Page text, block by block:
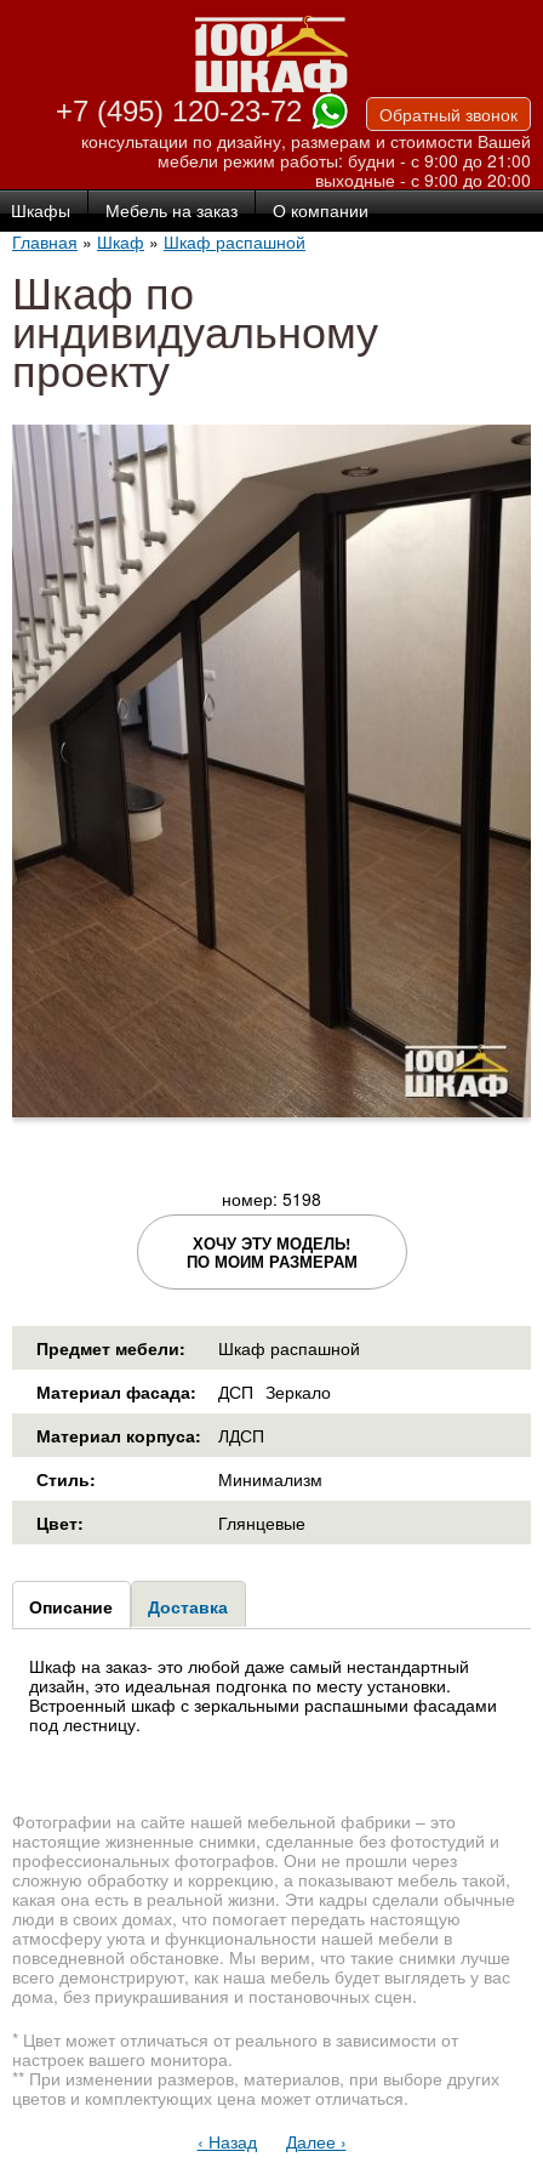
Перейти к
основному
содержанию
+7 (495) 120-23-72
Обратный звонок
консультации по дизайну, размерам и стоимости Вашей
мебели режим работы: будни - с 9:00 до 21:00
выходные - с 9:00 до 20:00
Шкафы Мебель на заказ О компании
Главная » Шкаф » Шкаф распашной
Шкаф по
индивидуальному
проекту
номер: 5198
ХОЧУ ЭТУ МОДЕЛЬ!
ПО МОИМ РАЗМЕРАМ
Предмет мебели:
Шкаф распашной
Материал фасада:
ДСП Зеркало
Материал корпуса:
ЛДСП
Стиль:
Минимализм
Цвет:
Глянцевые
Group1
Описание (активная
вкладка)
Доставка
Шкаф на заказ- это любой даже самый нестандартный
дизайн, это идеальная подгонка по месту установки.
Встроенный шкаф с зеркальными распашными фасадами
под лестницу.
Фотографии на сайте нашей мебельной фабрики – это
настоящие жизненные снимки, сделанные без фотостудий и
профессиональных фотографов. Они не прошли через
сложную обработку и коррекцию, а показывают мебель такой,
какая она есть в реальной жизни. Эти кадры сделали обычные
люди в своих домах, что помогает передать настоящую
атмосферу уюта и функциональности нашей мебели в
повседневной обстановке. Мы верим, что такие снимки лучше
всего демонстрируют, как наша мебель будет выглядеть у вас
дома, без приукрашивания и постановочных сцен.
* Цвет может отличаться от реального в зависимости от
настроек вашего монитора.
** При изменении размеров, материалов, при выборе других
цветов и комплектующих цена может отличаться.
‹ Назад
Далее ›